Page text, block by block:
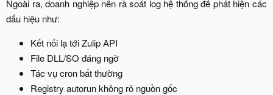
Ngoài ra, doanh nghiệp nên rà soát log hệ thống để phát hiện các
dấu hiệu như:​
Kết nối lạ tới Zulip API​
File DLL/SO đáng ngờ​
Tác vụ cron bất thường​
Registry autorun không rõ nguồn gốc​